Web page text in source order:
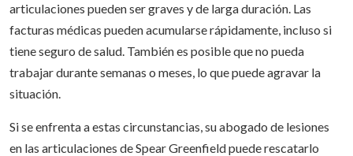
articulaciones pueden ser graves y de larga duración. Las
facturas médicas pueden acumularse rápidamente, incluso si
tiene seguro de salud. También es posible que no pueda
trabajar durante semanas o meses, lo que puede agravar la
situación.
Si se enfrenta a estas circunstancias, su abogado de lesiones
en las articulaciones de Spear Greenfield puede rescatarlo